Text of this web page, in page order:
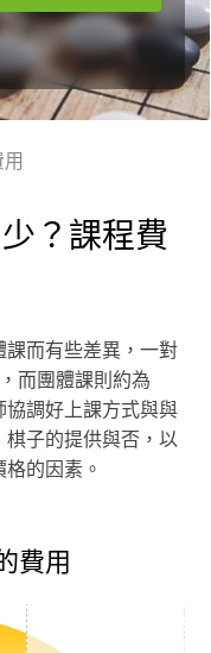
？課程費
課而有些差異，一對
而團體課則約為
調好上課方式與與
子的提供與否，以
的因素。
費用